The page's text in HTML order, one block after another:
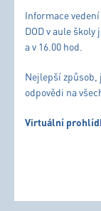
Informace
DOD v aule školy
a v 16.00 hod.
Nejlepší způsob,
odpovědi na
Virtuální